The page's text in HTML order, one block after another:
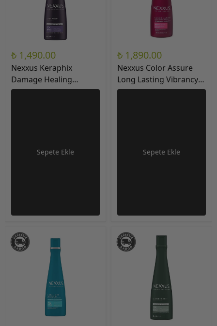
₺ 1,490.00
Nexxus Keraphix
Damage Healing
(Keratin Proteinli ve
Sepete Ekle
₺ 1,890.00
Nexxus Color Assure
Long Lasting Vibrancy
(Boyalı Saçlara Özel) Saç
Sepete Ekle